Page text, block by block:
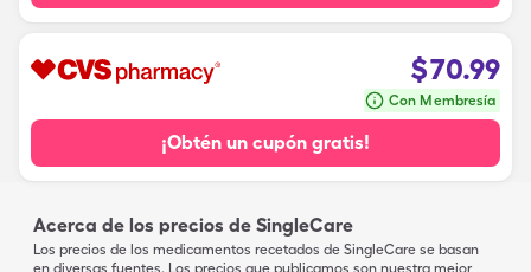
$70.99
Con Membresía
¡Obtén un cupón gratis!
Acerca de los precios de SingleCare
Los precios de los medicamentos recetados de SingleCare se basan
en diversas fuentes. Los precios que publicamos son nuestra mejor